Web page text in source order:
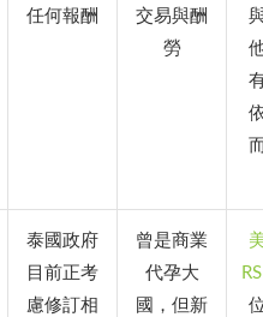
任何報酬
交易與酬
勞
泰國政府
目前正考
慮修訂相
曾是商業
代孕大
國，但新